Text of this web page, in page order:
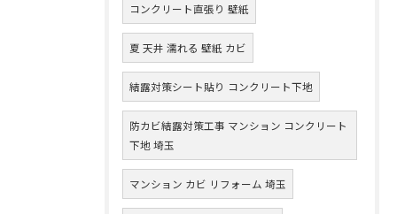
コンクリート直張り 壁紙
夏 天井 濡れる 壁紙 カビ
結露対策シート貼り コンクリート下地
防カビ結露対策工事 マンション コンクリート
下地 埼玉
マンション カビ リフォーム 埼玉